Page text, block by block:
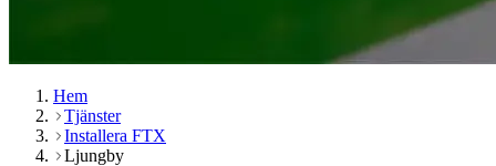
Hem
Tjänster
Installera FTX
Ljungby